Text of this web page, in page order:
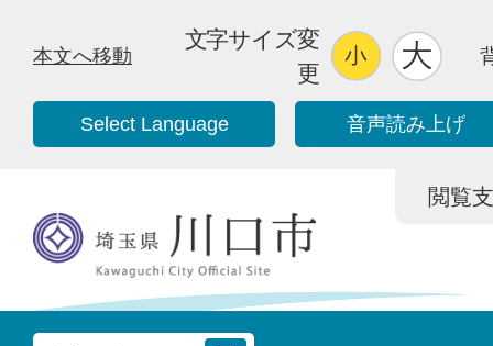
本文へ移動
文字サイズ変
更
Select Language 音声読み上げ
閲覧